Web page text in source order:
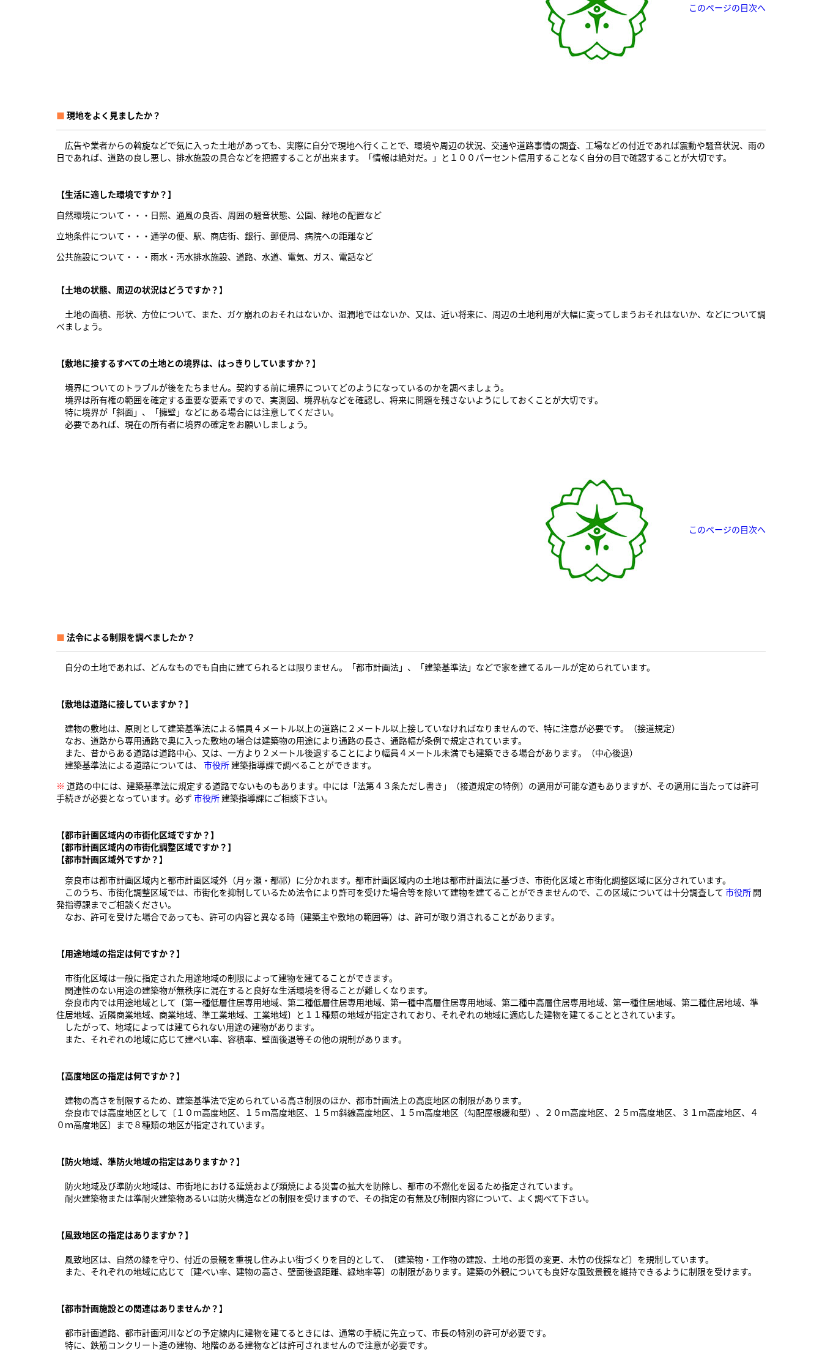
このページの目次へ
■ 現地をよく見ましたか？
広告や業者からの斡旋などで気に入った土地があっても、実際に自分で現地へ行くことで、環境や周辺の状況、交通や道路事情の調査、工場などの付近であれば震動や騒音状況、雨の
日であれば、道路の良し悪し、排水施設の具合などを把握することが出来ます。「情報は絶対だ。」と１００パーセント信用することなく自分の目で確認することが大切です。
【生活に適した環境ですか？】
自然環境について・・・日照、通風の良否、周囲の騒音状態、公園、緑地の配置など
立地条件について・・・通学の便、駅、商店街、銀行、郵便局、病院への距離など
公共施設について・・・雨水・汚水排水施設、道路、水道、電気、ガス、電話など
【土地の状態、周辺の状況はどうですか？】
土地の面積、形状、方位について、また、ガケ崩れのおそれはないか、湿潤地ではないか、又は、近い将来に、周辺の土地利用が大幅に変ってしまうおそれはないか、などについて調
べましょう。
【敷地に接するすべての土地との境界は、はっきりしていますか？】
境界についてのトラブルが後をたちません。契約する前に境界についてどのようになっているのかを調べましょう。
境界は所有権の範囲を確定する重要な要素ですので、実測図、境界杭などを確認し、将来に問題を残さないようにしておくことが大切です。
特に境界が「斜面」、「擁壁」などにある場合には注意してください。
必要であれば、現在の所有者に境界の確定をお願いしましょう。
このページの目次へ
■ 法令による制限を調べましたか？
自分の土地であれば、どんなものでも自由に建てられるとは限りません。「都市計画法」、「建築基準法」などで家を建てるルールが定められています。
【敷地は道路に接していますか？】
建物の敷地は、原則として建築基準法による幅員４メートル以上の道路に２メートル以上接していなければなりませんので、特に注意が必要です。（接道規定）
なお、道路から専用通路で奥に入った敷地の場合は建築物の用途により通路の長さ、通路幅が条例で規定されています。
また、昔からある道路は道路中心、又は、一方より２メートル後退することにより幅員４メートル未満でも建築できる場合があります。（中心後退）
建築基準法による道路については、 市役所建築指導課で調べることができます。
※ 道路の中には、建築基準法に規定する道路でないものもあります。中には「法第４３条ただし書き」（接道規定の特例）の適用が可能な道もありますが、その適用に当たっては許可
手続きが必要となっています。必ず 市役所建築指導課にご相談下さい。
【都市計画区域内の市街化区域ですか？】
【都市計画区域内の市街化調整区域ですか？】
【都市計画区域外ですか？】
奈良市は都市計画区域内と都市計画区域外（月ヶ瀬・都祁）に分かれます。都市計画区域内の土地は都市計画法に基づき、市街化区域と市街化調整区域に区分されています。
このうち、市街化調整区域では、市街化を抑制しているため法令により許可を受けた場合等を除いて建物を建てることができませんので、この区域については十分調査して 市役所 開
発指導課までご相談ください。
なお、許可を受けた場合であっても、許可の内容と異なる時（建築主や敷地の範囲等）は、許可が取り消されることがあります。
【用途地域の指定は何ですか？】
市街化区域は一般に指定された用途地域の制限によって建物を建てることができます。
関連性のない用途の建築物が無秩序に混在すると良好な生活環境を得ることが難しくなります。
奈良市内では用途地域として〔第一種低層住居専用地域、第二種低層住居専用地域、第一種中高層住居専用地域、第二種中高層住居専用地域、第一種住居地域、第二種住居地域、準
住居地域、近隣商業地域、商業地域、準工業地域、工業地域〕と１１種類の地域が指定されており、それぞれの地域に適応した建物を建てることとされています。
したがって、地域によっては建てられない用途の建物があります。
また、それぞれの地域に応じて建ぺい率、容積率、壁面後退等その他の規制があります。
【高度地区の指定は何ですか？】
建物の高さを制限するため、建築基準法で定められている高さ制限のほか、都市計画法上の高度地区の制限があります。
奈良市では高度地区として〔１０ｍ高度地区、１５ｍ高度地区、１５ｍ斜線高度地区、１５ｍ高度地区（勾配屋根緩和型）、２０ｍ高度地区、２５ｍ高度地区、３１ｍ高度地区、４
０ｍ高度地区〕まで８種類の地区が指定されています。
【防火地域、準防火地域の指定はありますか？】
防火地域及び準防火地域は、市街地における延焼および類焼による災害の拡大を防除し、都市の不燃化を図るため指定されています。
耐火建築物または準耐火建築物あるいは防火構造などの制限を受けますので、その指定の有無及び制限内容について、よく調べて下さい。
【風致地区の指定はありますか？】
風致地区は、自然の緑を守り、付近の景観を重視し住みよい街づくりを目的として、〔建築物・工作物の建設、土地の形質の変更、木竹の伐採など〕を規制しています。
また、それぞれの地域に応じて〔建ぺい率、建物の高さ、壁面後退距離、緑地率等〕の制限があります。建築の外観についても良好な風致景観を維持できるように制限を受けます。
【都市計画施設との関連はありませんか？】
都市計画道路、都市計画河川などの予定線内に建物を建てるときには、通常の手続に先立って、市長の特別の許可が必要です。
特に、鉄筋コンクリート造の建物、地階のある建物などは許可されませんので注意が必要です。